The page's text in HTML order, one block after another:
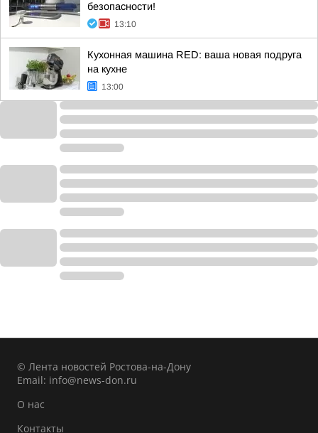
безопасности!
13:10
Кухонная машина RED: ваша новая подруга
на кухне
13:00
© Лента новостей Ростова-на-Дону
Email: info@news-don.ru
О нас
Контакты